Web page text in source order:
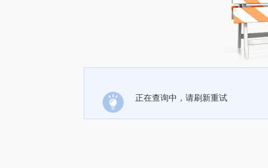
正在查询中，请刷新重试